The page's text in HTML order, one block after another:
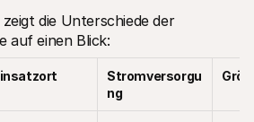
die Unterschiede der
auf einen Blick:
Stromversorgu
ng